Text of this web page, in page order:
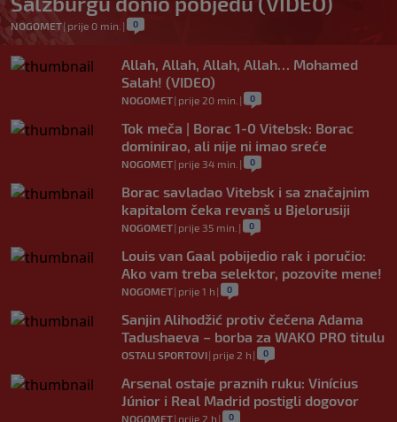
NOGOMET| prije 0 min. | 0
Allah, Allah, Allah, Allah… Mohamed
Salah! (VIDEO)
NOGOMET| prije 20 min. | 0
Tok meča | Borac 1-0 Vitebsk: Borac
dominirao, ali nije ni imao sreće
NOGOMET| prije 34 min. | 0
Borac savladao Vitebsk i sa značajnim
kapitalom čeka revanš u Bjelorusiji
NOGOMET| prije 35 min. | 0
Louis van Gaal pobijedio rak i poručio:
Ako vam treba selektor, pozovite mene!
NOGOMET| prije 1 h | 0
Sanjin Alihodžić protiv čečena Adama
Tadushaeva – borba za WAKO PRO titulu
OSTALI SPORTOVI| prije 2 h | 0
Arsenal ostaje praznih ruku: Vinícius
Júnior i Real Madrid postigli dogovor
NOGOMET| prije 2 h | 0